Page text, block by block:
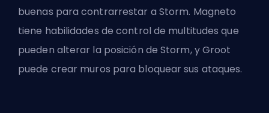
buenas para contrarrestar a Storm. Magneto
tiene habilidades de control de multitudes que
pueden alterar la posición de Storm, y Groot
puede crear muros para bloquear sus ataques.